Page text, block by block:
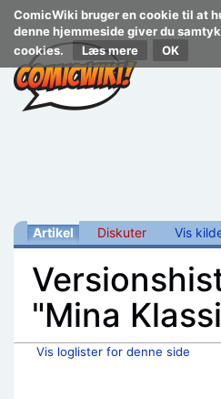
ComicWiki bruger en cookie til at
denne hjemmeside giver du
cookies.
Læs mere
Artikel Diskuter Vis
"Mina
Vis loglister for denne side